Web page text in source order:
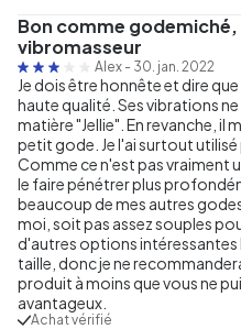
Bon comme
vibromasseur
Alex - 30. jan. 2022
Je dois être honnête et dire
haute qualité. Ses vibrations
matière "Jellie". En revanche, il
petit gode. Je l'ai surtout
Comme ce n'est pas vraiment
le faire pénétrer plus
beaucoup de mes autres
moi, soit pas assez souples
d'autres options
taille, donc je ne
produit à moins que vous ne
avantageux.
Achat vérifié